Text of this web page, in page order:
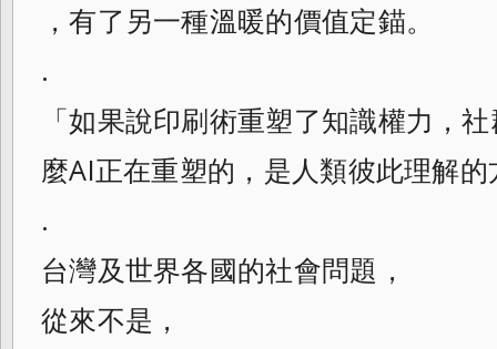
，有了另一種溫暖的價值定錨。
.
「如果說印刷術重塑了知識權力，
麼AI正在重塑的，是人類彼此理解
.
台灣及世界各國的社會問題，
從來不是，